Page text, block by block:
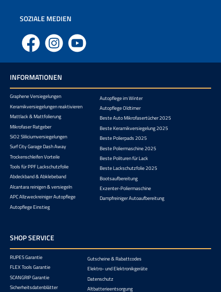
SOZIALE MEDIEN
Facebook Instagram YouTube
INFORMATIONEN
Graphene Versiegelungen
Keramikversiegelungen reaktivieren
Mattlack & Mattfolierung
Mikrofaser Ratgeber
SiO2 Sliliciumversiegelungen
Surf City Garage Dash Away
Trockenschleifen Vorteile
Tools für PPF Lackschutzfolie
Abdeckband & Abklebeband
Alcantara reinigen & versiegeln
APC Allzweckreiniger Autopflege
Autopflege Einstieg
Autopflege im Winter
Autopflege Oldtimer
Beste Auto Mikrofasertücher 2025
Beste Keramikversiegelung 2025
Beste Polierpads 2025
Beste Poliermaschine 2025
Beste Polituren für Lack
Beste Lackschutzfolie 2025
Bootsaufbereitung
Exzenter-Poliermaschine
Dampfreiniger Autoaufbereitung
SHOP SERVICE
RUPES Garantie
FLEX Tools Garantie
SCANGRIP Garantie
Sicherheitsdatenblätter
Gutscheine & Rabattcodes
Elektro- und Elektronikgeräte
Datenschutz
Altbatterieentsorgung